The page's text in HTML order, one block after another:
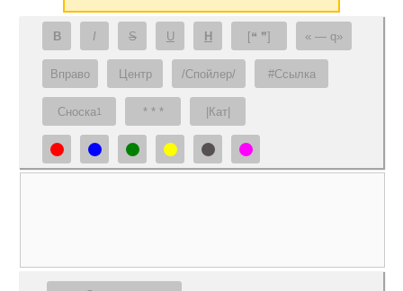
B I S U H [❝ ❞] — q
Вправо Центр /Спойлер/ #Ссылка
Сноска1 * * * |Кат|